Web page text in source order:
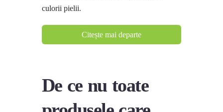
culorii pielii.
Citește mai departe
De ce nu toate